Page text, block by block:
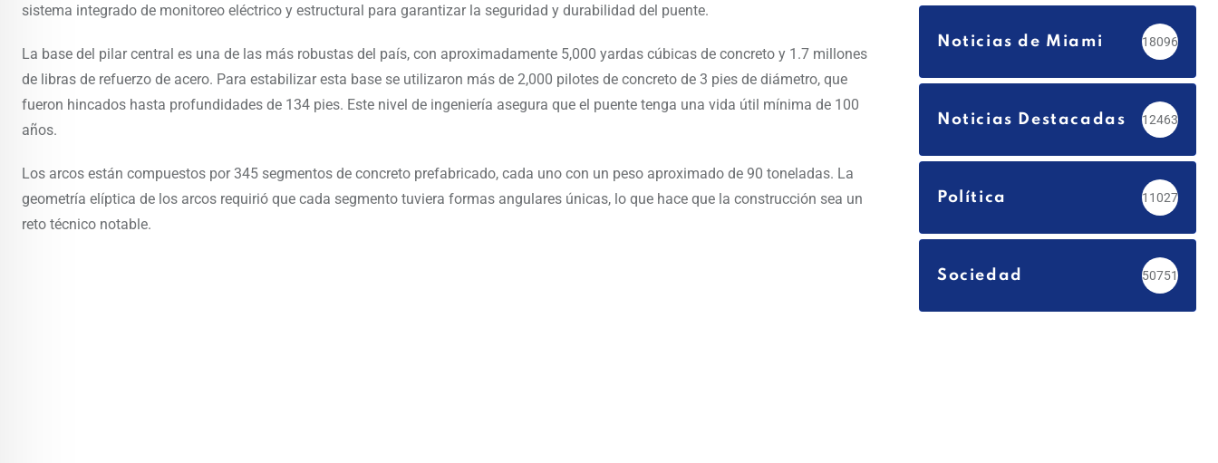
sistema integrado de monitoreo eléctrico y estructural para garantizar la seguridad y durabilidad del puente.
La base del pilar central es una de las más robustas del país, con aproximadamente 5,000 yardas cúbicas de concreto y 1.7 millones
de libras de refuerzo de acero. Para estabilizar esta base se utilizaron más de 2,000 pilotes de concreto de 3 pies de diámetro, que
fueron hincados hasta profundidades de 134 pies. Este nivel de ingeniería asegura que el puente tenga una vida útil mínima de 100
años.
Los arcos están compuestos por 345 segmentos de concreto prefabricado, cada uno con un peso aproximado de 90 toneladas. La
geometría elíptica de los arcos requirió que cada segmento tuviera formas angulares únicas, lo que hace que la construcción sea un
reto técnico notable.
Noticias de Miami 18096
Noticias Destacadas 12463
Política 11027
Sociedad 50751